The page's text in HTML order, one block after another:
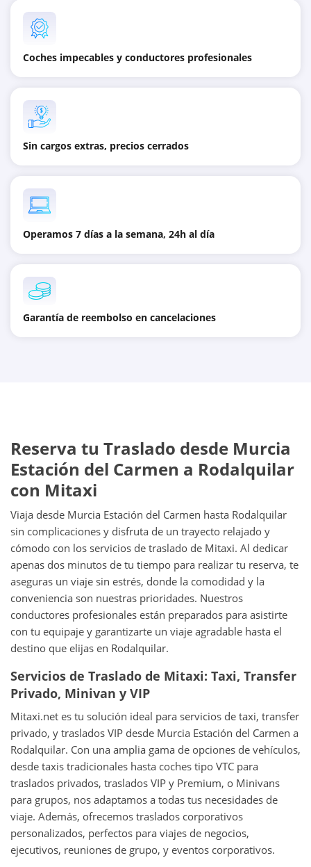
Coches impecables y conductores profesionales
Sin cargos extras, precios cerrados
Operamos 7 días a la semana, 24h al día
Garantía de reembolso en cancelaciones
Reserva tu Traslado desde Murcia
Estación del Carmen a Rodalquilar
con Mitaxi
Viaja desde Murcia Estación del Carmen hasta Rodalquilar
sin complicaciones y disfruta de un trayecto relajado y
cómodo con los servicios de traslado de Mitaxi. Al dedicar
apenas dos minutos de tu tiempo para realizar tu reserva, te
aseguras un viaje sin estrés, donde la comodidad y la
conveniencia son nuestras prioridades. Nuestros
conductores profesionales están preparados para asistirte
con tu equipaje y garantizarte un viaje agradable hasta el
destino que elijas en Rodalquilar.
Servicios de Traslado de Mitaxi: Taxi, Transfer
Privado, Minivan y VIP
Mitaxi.net es tu solución ideal para servicios de taxi, transfer
privado, y traslados VIP desde Murcia Estación del Carmen a
Rodalquilar. Con una amplia gama de opciones de vehículos,
desde taxis tradicionales hasta coches tipo VTC para
traslados privados, traslados VIP y Premium, o Minivans
para grupos, nos adaptamos a todas tus necesidades de
viaje. Además, ofrecemos traslados corporativos
personalizados, perfectos para viajes de negocios,
ejecutivos, reuniones de grupo, y eventos corporativos.